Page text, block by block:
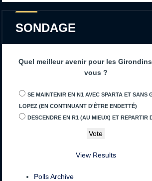
SONDAGE
Quel meilleur avenir pour les
vous ?
SE MAINTENIR EN N1 AVEC SPARTA ET SANS
LOPEZ (EN CONTINUANT D'ÊTRE ENDETTÉ)
DESCENDRE EN R1 (AU MIEUX) ET REPARTIR
View Results
Polls Archive